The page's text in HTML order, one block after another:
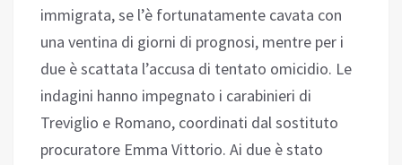
immigrata, se l’è fortunatamente cavata con
una ventina di giorni di prognosi, mentre per i
due è scattata l’accusa di tentato omicidio. Le
indagini hanno impegnato i carabinieri di
Treviglio e Romano, coordinati dal sostituto
procuratore Emma Vittorio. Ai due è stato